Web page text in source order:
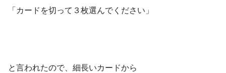
「カードを切って３枚選んでください」
と言われたので、細長いカードから